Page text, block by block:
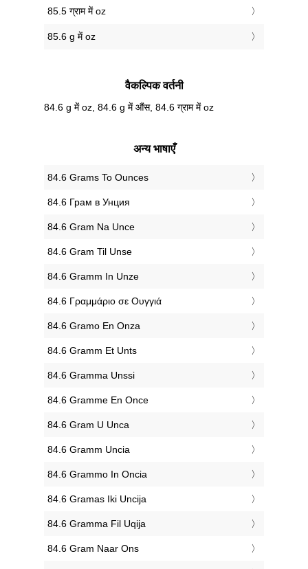
85.5 ग्राम में oz
85.6 g में oz
वैकल्पिक वर्तनी
84.6 g में oz, 84.6 g में औंस, 84.6 ग्राम में oz
अन्य भाषाएँ
‎84.6 Grams To Ounces
‎84.6 Грам в Унция
‎84.6 Gram Na Unce
‎84.6 Gram Til Unse
‎84.6 Gramm In Unze
‎84.6 Γραμμάριο σε Ουγγιά
‎84.6 Gramo En Onza
‎84.6 Gramm Et Unts
‎84.6 Gramma Unssi
‎84.6 Gramme En Once
‎84.6 Gram U Unca
‎84.6 Gramm Uncia
‎84.6 Grammo In Oncia
‎84.6 Gramas Iki Uncija
‎84.6 Gramma Fil Uqija
‎84.6 Gram Naar Ons